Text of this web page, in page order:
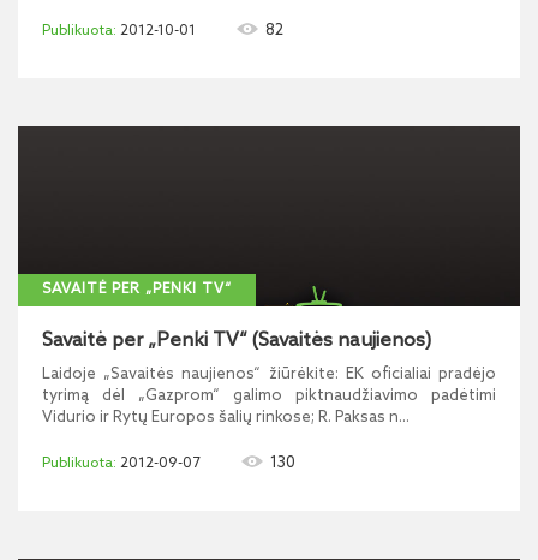
2012-10-01 82
SAVAITĖ PER „PENKI TV“
Savaitė per „Penki TV“ (Savaitės naujienos)
Laidoje „Savaitės naujienos“ žiūrėkite: EK oficialiai pradėjo
tyrimą dėl „Gazprom“ galimo piktnaudžiavimo padėtimi
Vidurio ir Rytų Europos šalių rinkose; R. Paksas n...
2012-09-07 130